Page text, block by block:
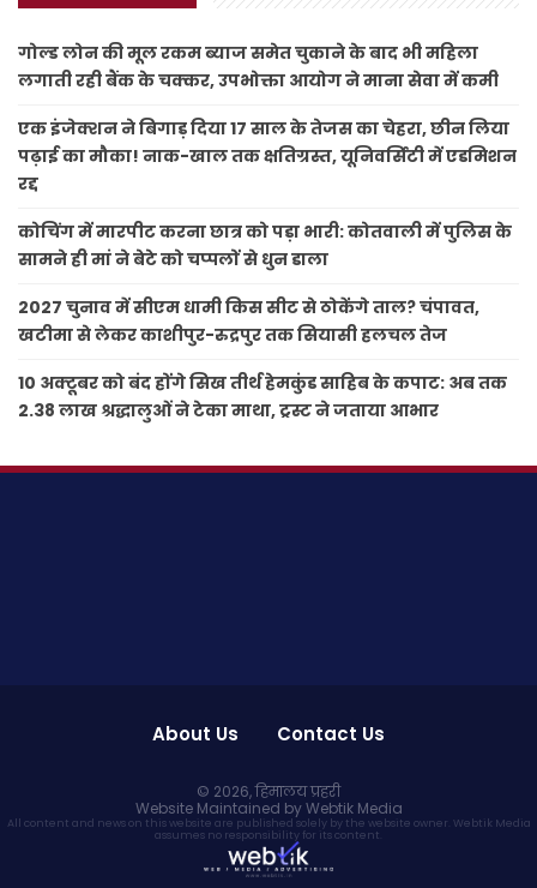
गोल्ड लोन की मूल रकम ब्याज समेत चुकाने के बाद भी महिला
लगाती रही बैंक के चक्कर, उपभोक्ता आयोग ने माना सेवा में कमी
एक इंजेक्शन ने बिगाड़ दिया 17 साल के तेजस का चेहरा, छीन लिया
पढ़ाई का मौका! नाक-खाल तक क्षतिग्रस्त, यूनिवर्सिटी में एडमिशन
रद्द
कोचिंग में मारपीट करना छात्र को पड़ा भारी: कोतवाली में पुलिस के
सामने ही मां ने बेटे को चप्पलों से धुन डाला
2027 चुनाव में सीएम धामी किस सीट से ठोकेंगे ताल? चंपावत,
खटीमा से लेकर काशीपुर-रुद्रपुर तक सियासी हलचल तेज
10 अक्टूबर को बंद होंगे सिख तीर्थ हेमकुंड साहिब के कपाट: अब तक
2.38 लाख श्रद्धालुओं ने टेका माथा, ट्रस्ट ने जताया आभार
About Us Contact Us
© 2026,हिमालय प्रहरी
Website Maintained by Webtik Media
All content and news on this website are published solely by the website owner. Webtik Media
assumes no responsibility for its content.